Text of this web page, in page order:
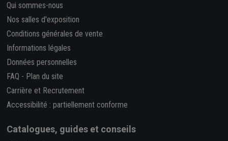
Qui sommes-nous
Nos salles d'exposition
Conditions générales de vente
Informations légales
Données personnelles
FAQ - Plan du site
Carrière et Recrutement
Accessibilité : partiellement conforme
Catalogues, guides et conseils